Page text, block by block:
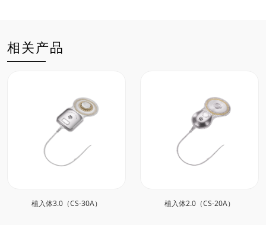
相关产品
植入体3.0（CS-30A） 植入体2.0（CS-20A）